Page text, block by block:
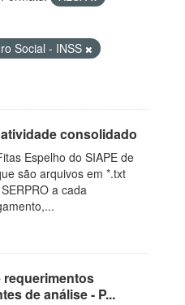
Social - INSS
consolidado
Espelho do SIAPE de
são arquivos em *.txt
a cada
de análise - P...